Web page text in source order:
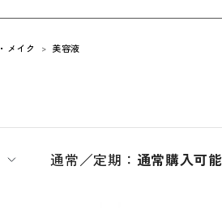
メイク 美容液
通常／定期： 通常購入可能